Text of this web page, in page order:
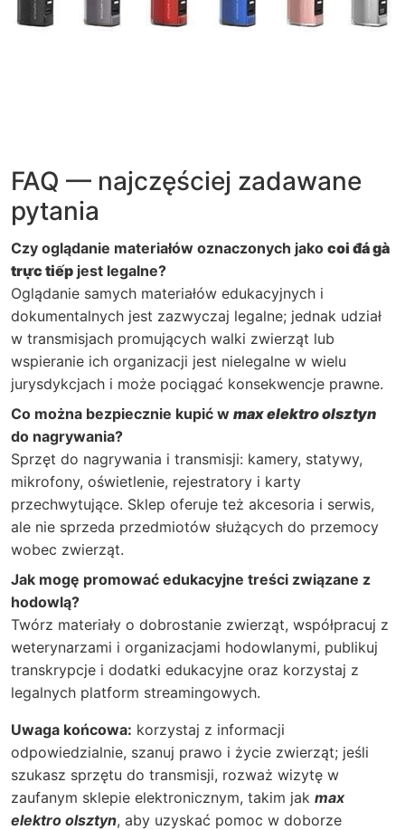
FAQ — najczęściej zadawane
pytania
Czy oglądanie materiałów oznaczonych jako coi đá gà
trực tiếp jest legalne?
Oglądanie samych materiałów edukacyjnych i
dokumentalnych jest zazwyczaj legalne; jednak udział
w transmisjach promujących walki zwierząt lub
wspieranie ich organizacji jest nielegalne w wielu
jurysdykcjach i może pociągać konsekwencje prawne.
Co można bezpiecznie kupić w max elektro olsztyn
do nagrywania?
Sprzęt do nagrywania i transmisji: kamery, statywy,
mikrofony, oświetlenie, rejestratory i karty
przechwytujące. Sklep oferuje też akcesoria i serwis,
ale nie sprzeda przedmiotów służących do przemocy
wobec zwierząt.
Jak mogę promować edukacyjne treści związane z
hodowlą?
Twórz materiały o dobrostanie zwierząt, współpracuj z
weterynarzami i organizacjami hodowlanymi, publikuj
transkrypcje i dodatki edukacyjne oraz korzystaj z
legalnych platform streamingowych.
Uwaga końcowa: korzystaj z informacji
odpowiedzialnie, szanuj prawo i życie zwierząt; jeśli
szukasz sprzętu do transmisji, rozważ wizytę w
zaufanym sklepie elektronicznym, takim jak max
elektro olsztyn, aby uzyskać pomoc w doborze